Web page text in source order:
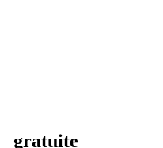
gratuite